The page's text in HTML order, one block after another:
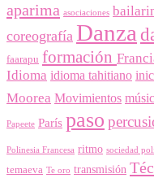
aparima asociaciones
coreografía Danza
faarapu formación
Idioma idioma tahitiano
Moorea Movimientos
Papeete París paso
Polinesia Francesa ritmo sociedad
temaeva Te oro transmisión